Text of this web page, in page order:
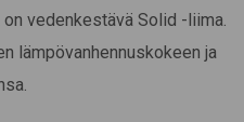
vedenkestävä Solid -liima.
lämpövanhennuskokeen ja